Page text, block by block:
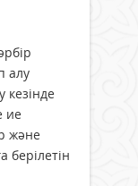
алу
кезінде
ие
және
берілетін